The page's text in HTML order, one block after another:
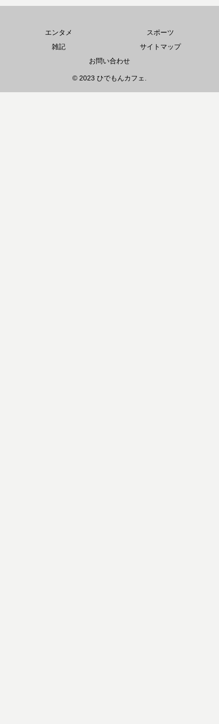
エンタメ
スポーツ
雑記
サイトマップ
お問い合わせ
© 2023 ひでもんカフェ.